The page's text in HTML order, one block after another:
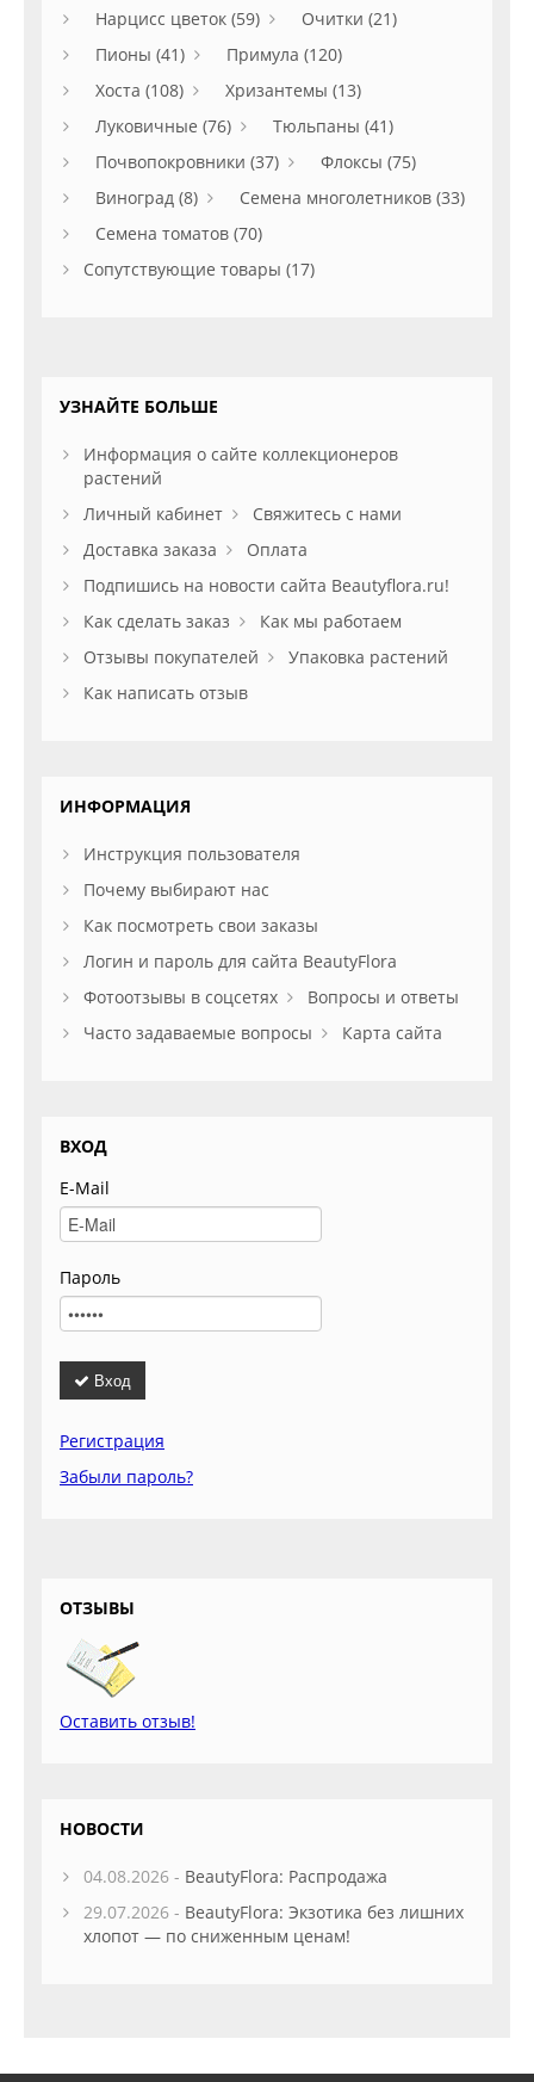
Нарцисс цветок (59)
Очитки (21)
Пионы (41)
Примула (120)
Хоста (108)
Хризантемы (13)
Луковичные (76)
Тюльпаны (41)
Почвопокровники (37)
Флоксы (75)
Виноград (8)
Семена многолетников (33)
Семена томатов (70)
Сопутствующие товары (17)
УЗНАЙТЕ БОЛЬШЕ
Информация о сайте коллекционеров
растений
Личный кабинет
Свяжитесь с нами
Доставка заказа
Оплата
Подпишись на новости сайта Beautyflora.ru!
Как сделать заказ
Как мы работаем
Отзывы покупателей
Упаковка растений
Как написать отзыв
ИНФОРМАЦИЯ
Инструкция пользователя
Почему выбирают нас
Как посмотреть свои заказы
Логин и пароль для сайта BeautyFlora
Фотоотзывы в соцсетях
Вопросы и ответы
Часто задаваемые вопросы
Карта сайта
ВХОД
E-Mail
Пароль
Вход
Регистрация
Забыли пароль?
ОТЗЫВЫ
Оставить отзыв!
НОВОСТИ
04.08.2026 - BeautyFlora: Распродажа
29.07.2026 - BeautyFlora: Экзотика без лишних
хлопот — по сниженным ценам!